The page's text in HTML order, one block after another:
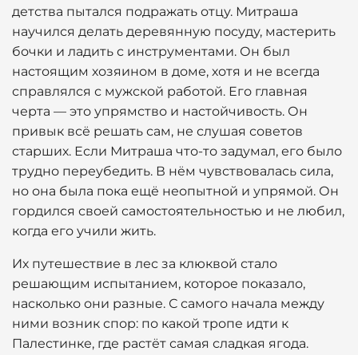
детства пытался подражать отцу. Митраша
научился делать деревянную посуду, мастерить
бочки и ладить с инструментами. Он был
настоящим хозяином в доме, хотя и не всегда
справлялся с мужской работой. Его главная
черта — это упрямство и настойчивость. Он
привык всё решать сам, не слушая советов
старших. Если Митраша что-то задумал, его было
трудно переубедить. В нём чувствовалась сила,
но она была пока ещё неопытной и упрямой. Он
гордился своей самостоятельностью и не любил,
когда его учили жить.
Их путешествие в лес за клюквой стало
решающим испытанием, которое показало,
насколько они разные. С самого начала между
ними возник спор: по какой тропе идти к
Палестинке, где растёт самая сладкая ягода.